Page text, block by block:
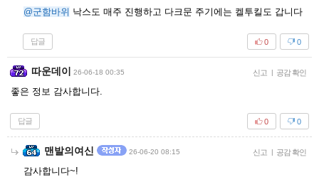
@군함바위 낙스도 매주 진행하고 다크문 주기에는 켈투킬도 갑니다
답글 0
0
따운데이 26-06-18 00:35 신고 | 공감 확인
좋은 정보 감사합니다.
답글 0
0
맨발의여신 26-06-20 08:15 신고 | 공감 확인
감사합니다~!